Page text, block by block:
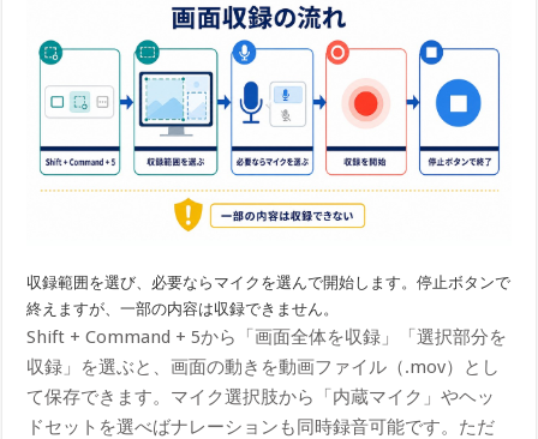
収録範囲を選び、必要ならマイクを選んで開始します。停止ボタンで
終えますが、一部の内容は収録できません。
Shift + Command + 5から「画面全体を収録」「選択部分を
収録」を選ぶと、画面の動きを動画ファイル（.mov）とし
て保存できます。マイク選択肢から「内蔵マイク」やヘッ
ドセットを選べばナレーションも同時録音可能です。ただ